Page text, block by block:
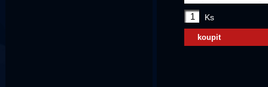
Ks
koupit